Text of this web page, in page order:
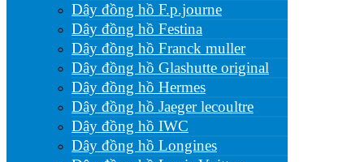
Dây đồng hồ F.p.journe
Dây đồng hồ Festina
Dây đồng hồ Franck muller
Dây đồng hồ Glashutte original
Dây đồng hồ Hermes
Dây đồng hồ Jaeger lecoultre
Dây đồng hồ IWC
Dây đồng hồ Longines